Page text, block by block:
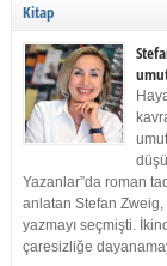
Kitap
Yazanlar”da roman
anlatan Stefan Zweig,
yazmayı seçmişti.
çaresizliğe